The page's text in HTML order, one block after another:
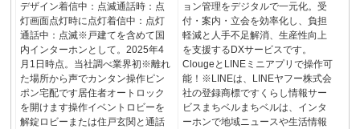
デザイン着信中：点滅通話時：点
灯画面点灯時に点灯着信中：点灯
通話中：点滅※戸建てを含めて国
内インターホンとして。2025年4
月1日時点。当社調べ業界初※離れ
た場所から声でカンタン操作ピン
ポン宅配です居住者オートロック
を開けます操作イベントロビーを
解錠ロビーまたは住戸玄関と通話
ョン管理をデジタルで一元化。受
付・案内・立会を効率化し、負担
軽減と人手不足解消、生産性向上
を支援するDXサービスです。
ClougeとLINEミニアプリで操作可
能！※LINEは、LINEヤフー株式会
社の登録商標ですくらし情報サー
ビスまちベルまちベルは、インタ
ーホンで地域ニュースや生活情報